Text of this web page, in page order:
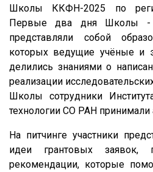
Школы ККФН-2025 по
Первые два дня Школы
представляли собой
которых ведущие учёные
делились знаниями о
реализации
Школы сотрудники
технологии СО РАН принимали
На питчинге участники
идеи грантовых заявок,
рекомендации, которые